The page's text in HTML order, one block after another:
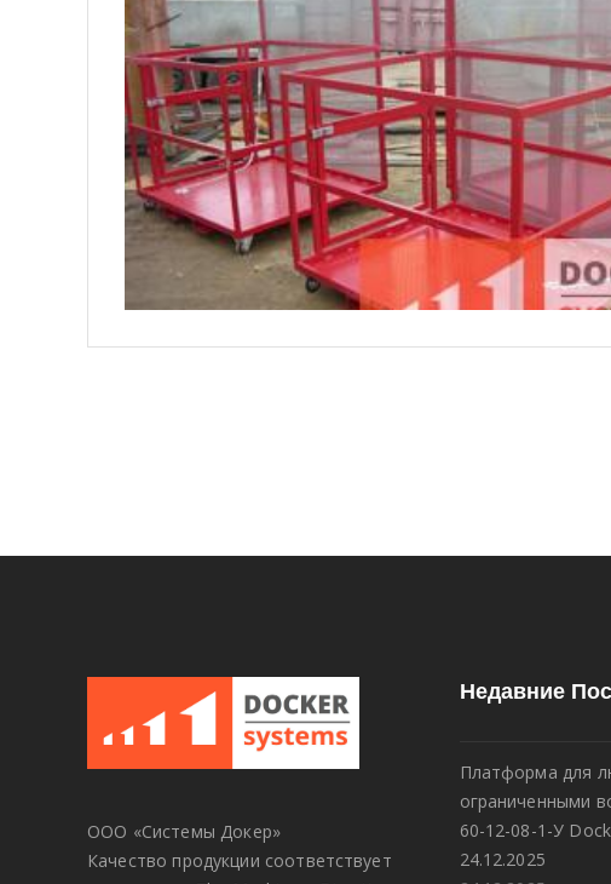
ООО «Системы Докер»
Качество продукции соответствует
Недавние
Платформа для
ограниченными
60-12-08-1-У
24.12.2025